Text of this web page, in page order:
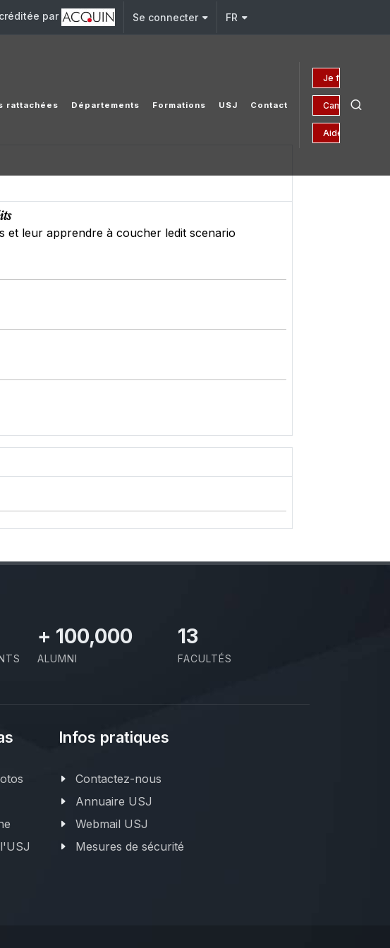
par Se connecter FR
Je fais un don
Campagne 150
Aides
rattachées Départements Formations USJ Contact
et leur apprendre à coucher ledit scenario
+ 100,000
ALUMNI
13
FACULTÉS
Infos pratiques
Contactez-nous
Annuaire USJ
Webmail USJ
Mesures de sécurité